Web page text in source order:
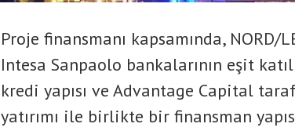
Proje finansmanı kapsamında, NORD/
Intesa Sanpaolo bankalarının eşit
kredi yapısı ve Advantage Capital
yatırımı ile birlikte bir finansman